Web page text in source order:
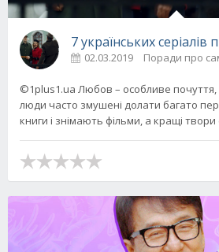
7 українських
02.03.2019 Поради про
©1plus1.ua Любов – особливе почуття,
люди часто змушені долати багато
книги і знімають фільми, а кращі